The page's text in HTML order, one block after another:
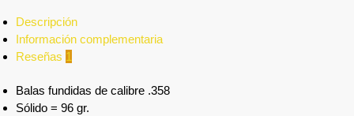
Descripción
Información complementaria
Reseñas 1
Balas fundidas de calibre .358
Sólido = 96 gr.